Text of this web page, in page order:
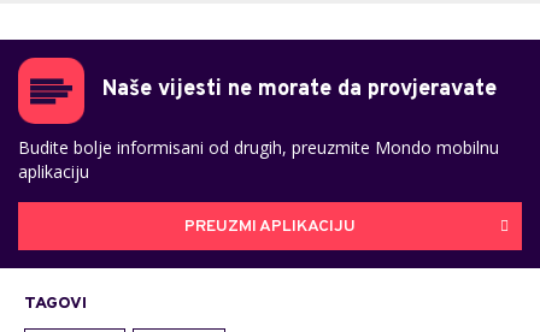
Naše vijesti ne morate da provjeravate
Budite bolje informisani od drugih, preuzmite Mondo mobilnu
aplikaciju
PREUZMI APLIKACIJU
TAGOVI